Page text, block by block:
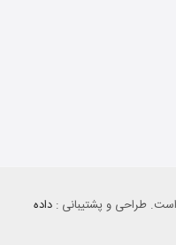
طراحی و پشتیبانی :داده